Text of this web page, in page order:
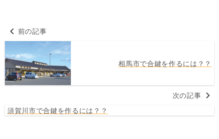
前の記事
相馬市で合鍵を作るには？？
次の記事
須賀川市で合鍵を作るには？？